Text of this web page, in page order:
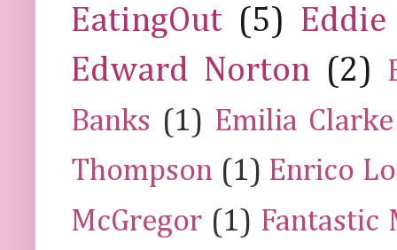
EatingOut (5) Eddie
Edward Norton (2)
Banks (1) Emilia Clarke
Thompson (1) Enrico
McGregor (1) Fantastic